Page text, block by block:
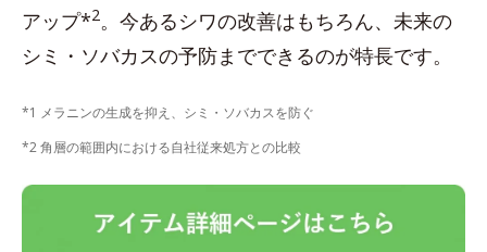
アップ*2。今あるシワの改善はもちろん、未来の
シミ・ソバカスの予防までできるのが特長です。
*1 メラニンの生成を抑え、シミ・ソバカスを防ぐ
*2 角層の範囲内における自社従来処方との比較